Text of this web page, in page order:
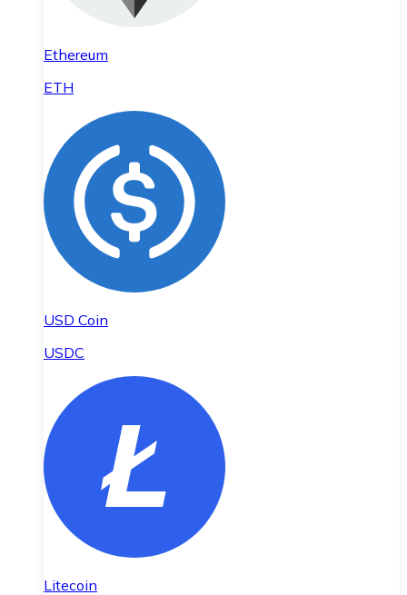
Ethereum
ETH
USD Coin
USDC
Litecoin